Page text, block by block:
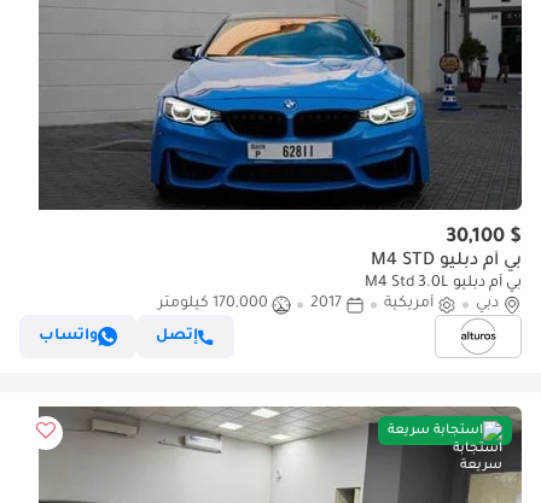
$ 30,100
بي أم دبليو M4 STD
بي أم دبليو M4 Std 3.0L
دبي
أمريكية 2017
170,000 كيلومتر
إتصل
واتساب
استجابة سريعة